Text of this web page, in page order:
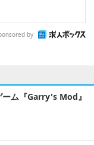
by
ム『Garry's Mod』